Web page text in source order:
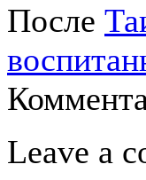
После
Leave a